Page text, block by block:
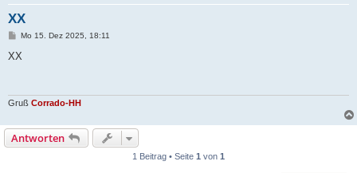
XX
B
i
Mo 15. Dez 2025, 18:11
XX
Gruß Corrado-HH
Antworten
1 Beitrag • Seite 1 von 1